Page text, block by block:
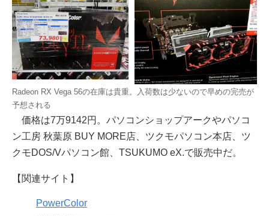
Radeon RX Vega 56の在庫は貴重。入荷数は少ないので早めの完売が
予想される
価格は7万9142円。パソコンショップアークやパソコ
ン工房 秋葉原 BUY MORE店、ツクモパソコン本店、ツ
クモDOS/Vパソコン館、TSUKUMO eX.で販売中だ。
【関連サイト】
PowerColor